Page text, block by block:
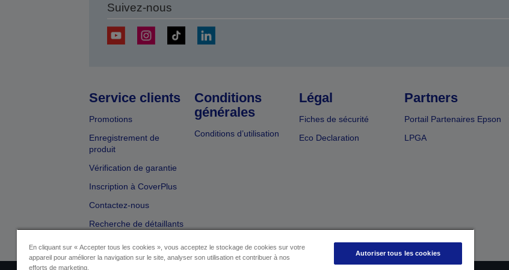
Suivez-nous
Service clients
Promotions
Enregistrement de
produit
Vérification de garantie
Inscription à CoverPlus
Contactez-nous
Recherche de détaillants
Conditions
générales
Conditions d’utilisation
Légal
Fiches de sécurité
Eco Declaration
Partners
Portail Partenaires Epson
LPGA
En cliquant sur « Accepter tous les cookies », vous acceptez le stockage de cookies sur votre
appareil pour améliorer la navigation sur le site, analyser son utilisation et contribuer à nos
efforts de marketing.
Autoriser tous les cookies